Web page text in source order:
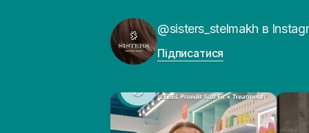
@sisters_stelmakh в
Підписатися